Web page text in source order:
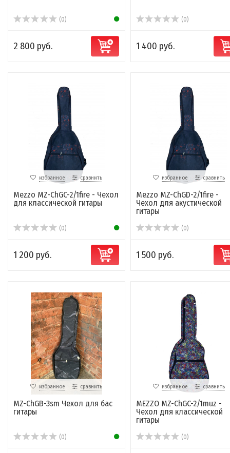
(0)
2 800 руб.
(0)
1 400 руб.
избранное сравнить
Mezzo MZ-ChGC-2/1fire - Чехол
для классической гитары
(0)
1 200 руб.
избранное сравнить
Mezzo MZ-ChGD-2/1fire -
Чехол для акустической
гитары
(0)
1 500 руб.
избранное сравнить
MZ-ChGB-3sm Чехол для бас
гитары
(0)
избранное сравнить
MEZZO MZ-ChGC-2/1muz -
Чехол для классической
гитары
(0)